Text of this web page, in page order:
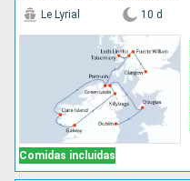
Comidas incluidas
Le Lyrial 10 d